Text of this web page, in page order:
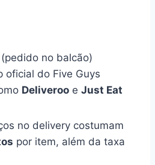
no balcão)
oficial do Five Guys
Deliveroo e Just Eat
no delivery costumam
por item, além da taxa